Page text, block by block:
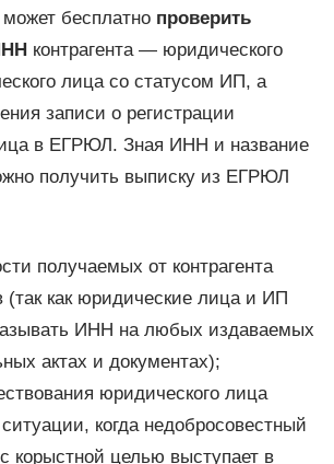
бесплатно проверить
контрагента — юридического
лица со статусом ИП, а
записи о регистрации
в ЕГРЮЛ. Зная ИНН и название
получить выписку из ЕГРЮЛ
получаемых от контрагента
(так как юридические лица и ИП
ИНН на любых издаваемых
актах и документах);
юридического лица
когда недобросовестный
с корыстной целью выступает в